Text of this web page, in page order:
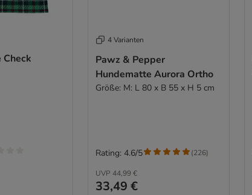
Check
4 Varianten
Pawz & Pepper
Hundematte Aurora Ortho
Größe: M: L 80 x B 55 x H 5 cm
UVP 44,99 €
33,49 €
Rating: 4.6/5 (226)